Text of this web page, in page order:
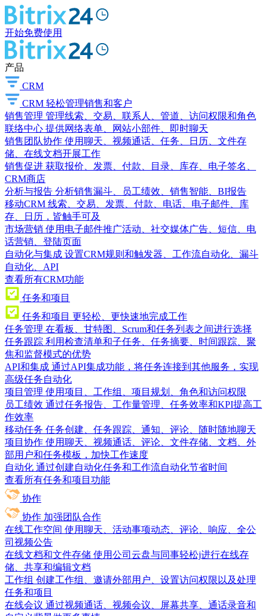
开始免费使用
产品
CRM
CRM 轻松管理销售和客户
销售管理 管理线索、交易、联系人、管道、访问权限和角色
联络中心 提供网络表单、网站小部件、即时聊天
销售团队协作 使用聊天、视频通话、任务、日历、文件存
储、在线文档开展工作
销售促进 获取报价、发票、付款、目录、库存、电子签名、
CRM商店
分析与报告 分析销售漏斗、员工绩效、销售智能、BI报告
移动CRM 线索、交易、发票、付款、电话、电子邮件、库
存、日历，皆触手可及
市场营销 使用电子邮件推广活动、社交媒体广告、短信、电
话营销、登陆页面
自动化与集成 设置CRM规则和触发器、工作流自动化、漏斗
自动化、API
查看所有CRM功能
任务和项目
任务和项目 更轻松、更快速地完成工作
任务管理 在看板、甘特图、Scrum和任务列表之间进行选择
任务跟踪 利用检查清单和子任务、任务摘要、时间跟踪、聚
焦和监督模式的优势
API和集成 通过API集成功能，将任务连接到其他服务，实现
高级任务自动化
项目管理 使用项目、工作组、项目规划、角色和访问权限
员工绩效 通过任务报告、工作量管理、任务效率和KPI提高工
作效率
移动任务 任务创建、任务跟踪、通知、评论、随时随地聊天
项目协作 使用聊天、视频通话、评论、文件存储、文档、外
部用户和任务模板，加快工作速度
自动化 通过创建自动化任务和工作流自动化节省时间
查看所有任务和项目功能
协作
协作 加强团队合作
在线工作空间 使用聊天、活动事项动态、评论、响应、全公
司视频公告
在线文档和文件存储 使用公司云盘与同事轻松j进行在线存
储、共享和编辑文档
工作组 创建工作组、邀请外部用户、设置访问权限以及处理
任务和项目
在线会议 通过视频通话、视频会议、屏幕共享、通话录音和